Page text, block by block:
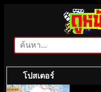
ค้นหา
โปสเตอร์